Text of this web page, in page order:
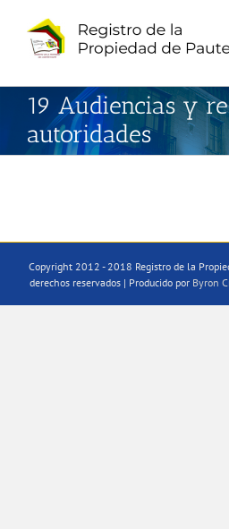
contenido
19 Audiencias y
autoridades
Copyright 2012 - 2018 Registro de la
derechos reservados | Producido por Byron